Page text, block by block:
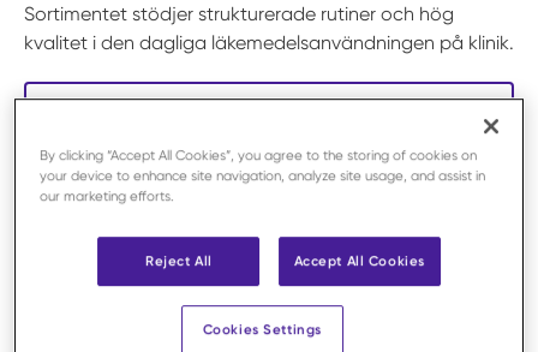
Sortimentet stödjer strukturerade rutiner och hög
kvalitet i den dagliga läkemedelsanvändningen på klinik.
Sortera och filtrera
Artiklar Välj vy: Produkt
By clicking “Accept All Cookies”, you agree to the storing of cookies on
your device to enhance site navigation, analyze site usage, and assist in
our marketing efforts.
Reject All Accept All Cookies
Cookies Settings